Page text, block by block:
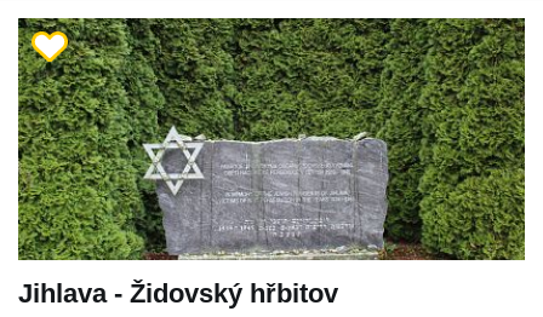
Jihlava - Židovský hřbitov